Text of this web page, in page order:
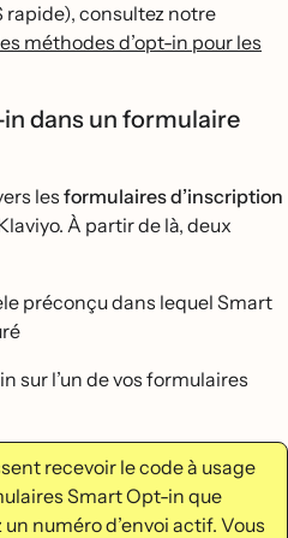
rapide), consultez notre
méthodes d’opt-in pour les
dans un formulaire
les formulaires d’inscription
À partir de là, deux
préconçu dans lequel Smart
sur l’un de vos formulaires
recevoir le code à usage
Smart Opt-in que
numéro d’envoi actif. Vous